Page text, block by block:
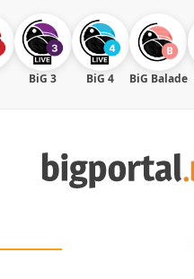
BiG 3 BiG 4 BiG Balade